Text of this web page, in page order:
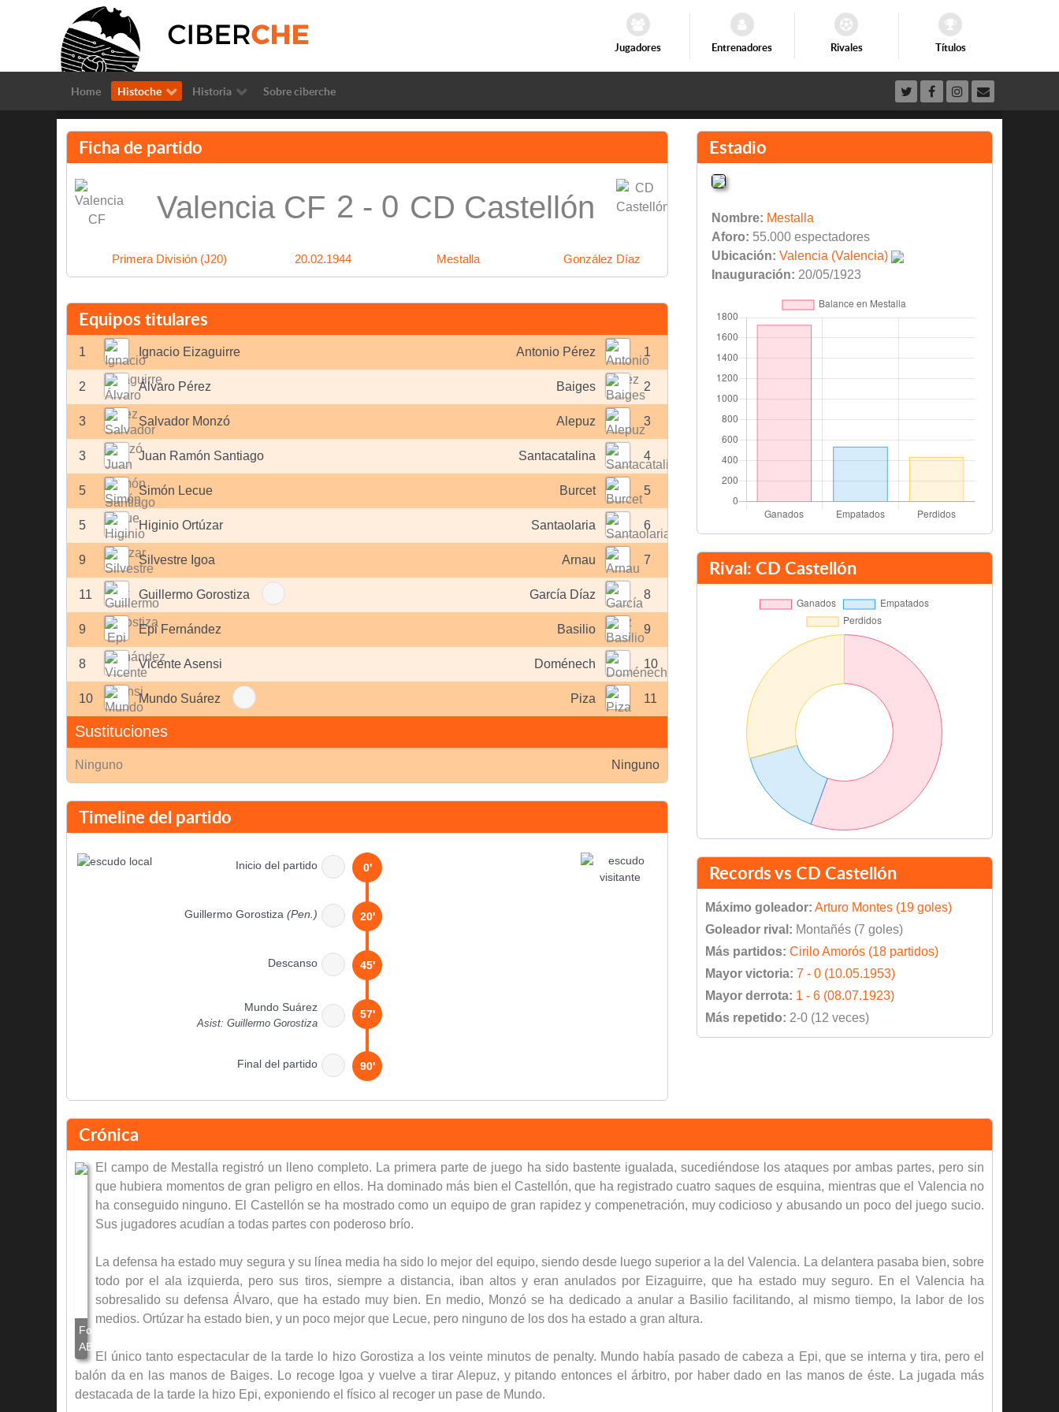
Jugadores Entrenadores Rivales Títulos
Home Histoche Historia Sobre ciberche
Ficha de partido
Valencia CF 2 - 0 CD Castellón
Primera División (J20) 20.02.1944 Mestalla González Díaz
Equipos titulares
1 Ignacio Eizaguirre
2 Álvaro Pérez
3 Salvador Monzó
3 Juan Ramón Santiago
5 Simón Lecue
5 Higinio Ortúzar
9 Silvestre Igoa
11 Guillermo Gorostiza
9 Epi Fernández
8 Vicente Asensi
10 Mundo Suárez
Sustituciones
Ninguno
1
Antonio Pérez
2
Baiges
3
Alepuz
4
Santacatalina
5
Burcet
6
Santaolaria
7
Arnau
8
García Díaz
9
Basilio
10
Doménech
11
Piza
Ninguno
Timeline del partido
Inicio del partido 0'
Guillermo Gorostiza(Pen.) 20'
Descanso 45'
Mundo Suárez
Asist: Guillermo Gorostiza
57'
Final del partido 90'
Estadio
Nombre: Mestalla
Aforo: 55.000 espectadores
Ubicación: Valencia (Valencia)
Inauguración: 20/05/1923
Rival: CD Castellón
Records vs CD Castellón
Máximo goleador: Arturo Montes (19 goles)
Goleador rival: Montañés (7 goles)
Más partidos: Cirilo Amorós (18 partidos)
Mayor victoria: 7 - 0 (10.05.1953)
Mayor derrota: 1 - 6 (08.07.1923)
Más repetido: 2-0 (12 veces)
Crónica
El campo de Mestalla registró un lleno completo. La primera parte de juego ha sido bastente igualada, sucediéndose los ataques por ambas partes, pero sin
que hubiera momentos de gran peligro en ellos. Ha dominado más bien el Castellón, que ha registrado cuatro saques de esquina, mientras que el Valencia no
ha conseguido ninguno. El Castellón se ha mostrado como un equipo de gran rapidez y compenetración, muy codicioso y abusando un poco del juego sucio.
Sus jugadores acudían a todas partes con poderoso brío.
La defensa ha estado muy segura y su línea media ha sido lo mejor del equipo, siendo desde luego superior a la del Valencia. La delantera pasaba bien, sobre
todo por el ala izquierda, pero sus tiros, siempre a distancia, iban altos y eran anulados por Eizaguirre, que ha estado muy seguro. En el Valencia ha
sobresalido su defensa Álvaro, que ha estado muy bien. En medio, Monzó se ha dedicado a anular a Basilio facilitando, al mismo tiempo, la labor de los
medios. Ortúzar ha estado bien, y un poco mejor que Lecue, pero ninguno de los dos ha estado a gran altura.
El único tanto espectacular de la tarde lo hizo Gorostiza a los veinte minutos de penalty. Mundo había pasado de cabeza a Epi, que se interna y tira, pero el
balón da en las manos de Baiges. Lo recoge Igoa y vuelve a tirar Alepuz, y pitando entonces el árbitro, por haber dado en las manos de éste. La jugada más
destacada de la tarde la hizo Epi, exponiendo el físico al recoger un pase de Mundo.